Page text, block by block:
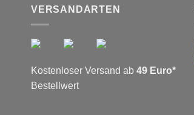
VERSANDARTEN
Kostenloser Versand ab 49 Euro*
Bestellwert